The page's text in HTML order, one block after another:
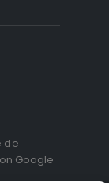
de
Google